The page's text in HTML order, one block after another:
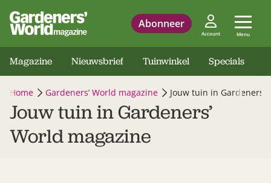
Abonneer
Account Menu
Magazine Nieuwsbrief Tuinwinkel Specials
Home Gardeners’ World magazine Jouw tuin in Gardeners’
Jouw tuin in Gardeners’
World magazine